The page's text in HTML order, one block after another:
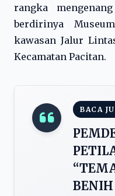
rangka
berdirinya
kawasan Jalur
Kecamatan Pacitan.
BACA